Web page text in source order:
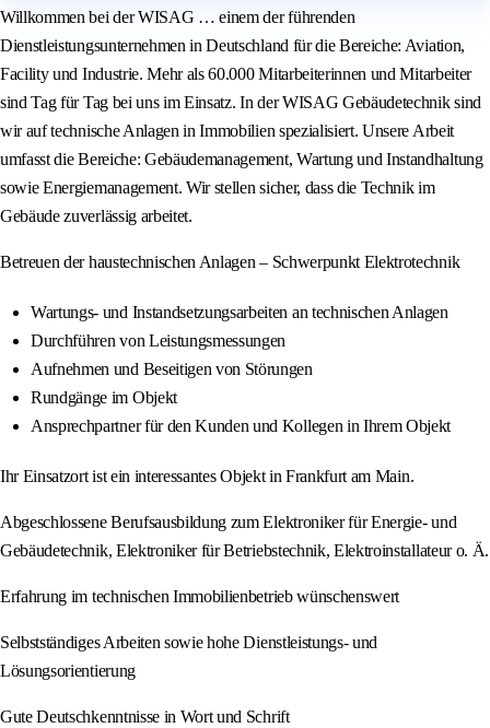
Willkommen bei der WISAG … einem der führenden
Dienstleistungsunternehmen in Deutschland für die Bereiche: Aviation,
Facility und Industrie. Mehr als 60.000 Mitarbeiterinnen und Mitarbeiter
sind Tag für Tag bei uns im Einsatz. In der WISAG Gebäudetechnik sind
wir auf technische Anlagen in Immobilien spezialisiert. Unsere Arbeit
umfasst die Bereiche: Gebäudemanagement, Wartung und Instandhaltung
sowie Energiemanagement. Wir stellen sicher, dass die Technik im
Gebäude zuverlässig arbeitet.
Betreuen der haustechnischen Anlagen – Schwerpunkt Elektrotechnik
Wartungs- und Instandsetzungsarbeiten an technischen Anlagen
Durchführen von Leistungsmessungen
Aufnehmen und Beseitigen von Störungen
Rundgänge im Objekt
Ansprechpartner für den Kunden und Kollegen in Ihrem Objekt
Ihr Einsatzort ist ein interessantes Objekt in Frankfurt am Main.
Abgeschlossene Berufsausbildung zum Elektroniker für Energie- und
Gebäudetechnik, Elektroniker für Betriebstechnik, Elektroinstallateur o. Ä.
Erfahrung im technischen Immobilienbetrieb wünschenswert
Selbstständiges Arbeiten sowie hohe Dienstleistungs- und
Lösungsorientierung
Gute Deutschkenntnisse in Wort und Schrift